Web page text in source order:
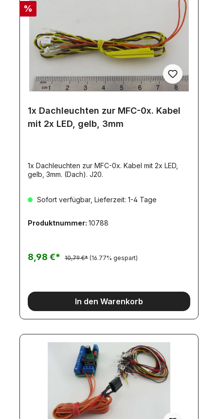
%
1x Dachleuchten zur MFC-0x. Kabel
mit 2x LED, gelb, 3mm
1x Dachleuchten zur MFC-0x. Kabel mit 2x LED,
gelb, 3mm. (Dach). J20.
Sofort verfügbar, Lieferzeit: 1-4 Tage
Produktnummer: 10788
8,98 €* 10,79 €* (16.77% gespart)
In den Warenkorb